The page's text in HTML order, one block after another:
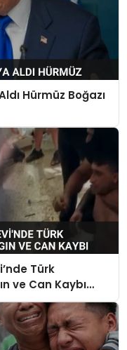
Hürmüz Boğazı
Türk
ve Can Kaybı